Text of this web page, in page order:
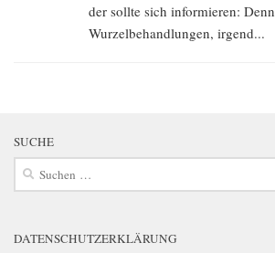
der sollte sich informieren: Denn
Wurzelbehandlungen, irgend...
SUCHE
Suchen
nach:
DATENSCHUTZERKLÄRUNG